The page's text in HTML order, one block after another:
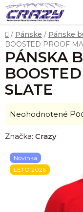
Prejsť
na
obsah
Domov
/ Pánske / Pánske
BOOSTED PROOF
PÁNSKA
SLATE
Priemerné
produktu
0,0
z
hviezdičiek.
Neohodnotené
Značka: Crazy
Novinka
LETO 2026